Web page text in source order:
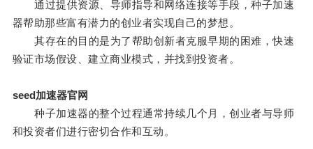
通过提供资源、导师指导和网络连接等手段，种子加速
器帮助那些富有潜力的创业者实现自己的梦想。
其存在的目的是为了帮助创新者克服早期的困难，快速
验证市场假设、建立商业模式，并找到投资者。
seed加速器官网
种子加速器的整个过程通常持续几个月，创业者与导师
和投资者们进行密切合作和互动。